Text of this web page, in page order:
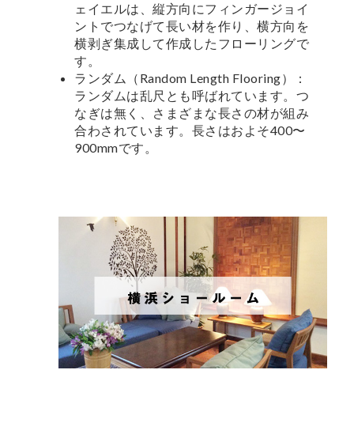
ェイエルは、縦方向にフィンガージョイ
ントでつなげて長い材を作り、横方向を
横剥ぎ集成して作成したフローリングで
す。
ランダム（Random Length Flooring）：
ランダムは乱尺とも呼ばれています。つ
なぎは無く、さまざまな長さの材が組み
合わされています。長さはおよそ400〜
900mmです。